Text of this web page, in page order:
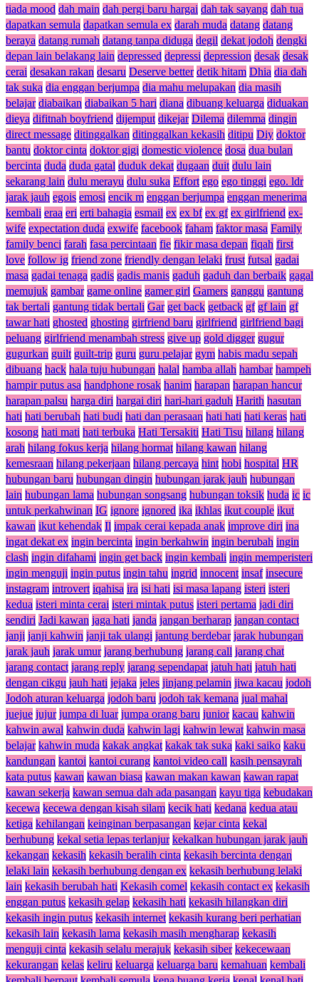
tiada mood dah main dah pergi baru hargai dah tak sayang dah tua
dapatkan semula dapatkan semula ex darah muda datang datang
beraya datang rumah datang tanpa diduga degil dekat jodoh dengki
depan lain belakang lain depressed depressi depression desak desak
cerai desakan rakan desaru Deserve better detik hitam Dhia dia dah
tak suka dia enggan berjumpa dia mahu melupakan dia masih
belajar diabaikan diabaikan 5 hari diana dibuang keluarga diduakan
dieya difitnah boyfriend dijemput dikejar Dilema dilemma dingin
direct message ditinggalkan ditinggalkan kekasih ditipu Diy doktor
bantu doktor cinta doktor gigi domestic violence dosa dua bulan
bercinta duda duda gatal duduk dekat dugaan duit dulu lain
sekarang lain dulu merayu dulu suka Effort ego ego tinggi ego. ldr
jarak jauh egois emosi encik m enggan berjumpa enggan menerima
kembali eraa eri erti bahagia esmail ex ex bf ex gf ex girlfriend ex-
wife expectation duda exwife facebook faham faktor masa Family
family benci farah fasa percintaan fie fikir masa depan fiqah first
love follow ig friend zone friendly dengan lelaki frust futsal gadai
masa gadai tenaga gadis gadis manis gaduh gaduh dan berbaik gagal
memujuk gambar game online gamer girl Gamers ganggu gantung
tak bertali gantung tidak bertali Gar get back getback gf gf lain gf
tawar hati ghosted ghosting girfriend baru girlfriend girlfriend bagi
peluang girlfriend menambah stress give up gold digger gugur
gugurkan guilt guilt-trip guru guru pelajar gym habis madu sepah
dibuang hack hala tuju hubungan halal hamba allah hambar hampeh
hampir putus asa handphone rosak hanim harapan harapan hancur
harapan palsu harga diri hargai diri hari-hari gaduh Harith hasutan
hati hati berubah hati budi hati dan perasaan hati hati hati keras hati
kosong hati mati hati terbuka Hati Tersakiti Hati Tisu hilang hilang
arah hilang fokus kerja hilang hormat hilang kawan hilang
kemesraan hilang pekerjaan hilang percaya hint hobi hospital HR
hubungan baru hubungan dingin hubungan jarak jauh hubungan
lain hubungan lama hubungan songsang hubungan toksik huda ic ic
untuk perkahwinan IG ignore ignored ika ikhlas ikut couple ikut
kawan ikut kehendak Il impak cerai kepada anak improve diri ina
ingat dekat ex ingin bercinta ingin berkahwin ingin berubah ingin
clash ingin difahami ingin get back ingin kembali ingin memperisteri
ingin menguji ingin putus ingin tahu ingrid innocent insaf insecure
instagram introvert iqahisa ira isi hati isi masa lapang isteri isteri
kedua isteri minta cerai isteri mintak putus isteri pertama jadi diri
sendiri Jadi kawan jaga hati janda jangan berharap jangan contact
janji janji kahwin janji tak ulangi jantung berdebar jarak hubungan
jarak jauh jarak umur jarang berhubung jarang call jarang chat
jarang contact jarang reply jarang sependapat jatuh hati jatuh hati
dengan cikgu jauh hati jejaka jeles jinjang pelamin jiwa kacau jodoh
Jodoh aturan keluarga jodoh baru jodoh tak kemana jual mahal
juejue jujur jumpa di luar jumpa orang baru junior kacau kahwin
kahwin awal kahwin duda kahwin lagi kahwin lewat kahwin masa
belajar kahwin muda kakak angkat kakak tak suka kaki saiko kaku
kandungan kantoi kantoi curang kantoi video call kasih pensayrah
kata putus kawan kawan biasa kawan makan kawan kawan rapat
kawan sekerja kawan semua dah ada pasangan kayu tiga kebudakan
kecewa kecewa dengan kisah silam kecik hati kedana kedua atau
ketiga kehilangan keinginan berpasangan kejar cinta kekal
berhubung kekal setia lepas terlanjur kekalkan hubungan jarak jauh
kekangan kekasih kekasih beralih cinta kekasih bercinta dengan
lelaki lain kekasih berhubung dengan ex kekasih berhubung lelaki
lain kekasih berubah hati Kekasih comel kekasih contact ex kekasih
enggan putus kekasih gelap kekasih hati kekasih hilangkan diri
kekasih ingin putus kekasih internet kekasih kurang beri perhatian
kekasih lain kekasih lama kekasih masih mengharap kekasih
menguji cinta kekasih selalu merajuk kekasih siber kekecewaan
kekurangan kelas keliru keluarga keluarga baru kemahuan kembali